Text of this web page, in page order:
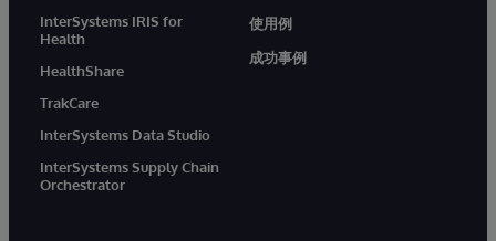
InterSystems IRIS for
Health
HealthShare
TrakCare
InterSystems Data Studio
InterSystems Supply Chain
Orchestrator
使用例
成功事例